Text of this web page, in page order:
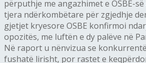
përputhje me angazhimet e OSBE-
tjera ndërkombëtare për zgjedhje
gjetjet kryesore OSBE konfirmoi
opozitës, me luftën e dy palëve në
Në raport u nënvizua se
fushatë lirisht, por rastet e